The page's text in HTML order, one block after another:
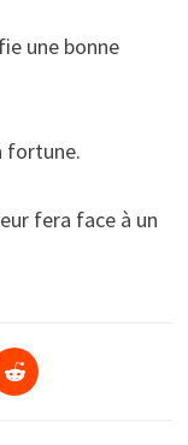
une bonne
fortune.
fera face à un